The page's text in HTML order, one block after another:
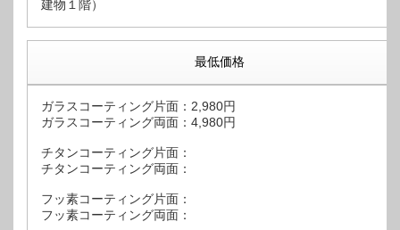
建物１階）
最低価格
ガラスコーティング片面：2,980円
ガラスコーティング両面：4,980円
チタンコーティング片面：
チタンコーティング両面：
フッ素コーティング片面：
フッ素コーティング両面：